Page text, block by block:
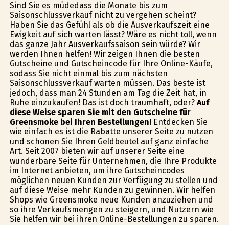
Sind Sie es müdedass die Monate bis zum
Saisonschlussverkauf nicht zu vergehen scheint?
Haben Sie das Gefühl als ob die Ausverkaufszeit eine
Ewigkeit auf sich warten lässt? Wäre es nicht toll, wenn
das ganze Jahr Ausverkaufssaison sein würde? Wir
werden Ihnen helfen! Wir zeigen Ihnen die besten
Gutscheine und Gutscheincode für Ihre Online-Käufe,
sodass Sie nicht einmal bis zum nächsten
Saisonschlussverkauf warten müssen. Das beste ist
jedoch, dass man 24 Stunden am Tag die Zeit hat, in
Ruhe einzukaufen! Das ist doch traumhaft, oder? Auf
diese Weise sparen Sie mit den Gutscheine für
Greensmoke bei Ihren Bestellungen!Entdecken Sie
wie einfach es ist die Rabatte unserer Seite zu nutzen
und schonen Sie Ihren Geldbeutel auf ganz einfache
Art. Seit 2007 bieten wir auf unserer Seite eine
wunderbare Seite für Unternehmen, die Ihre Produkte
im Internet anbieten, um ihre Gutscheincodes
möglichen neuen Kunden zur Verfügung zu stellen und
auf diese Weise mehr Kunden zu gewinnen. Wir helfen
Shops wie Greensmoke neue Kunden anzuziehen und
so ihre Verkaufsmengen zu steigern, und Nutzern wie
Sie helfen wir bei ihren Online-Bestellungen zu sparen.